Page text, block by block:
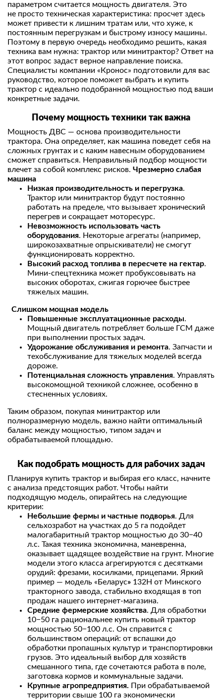
параметром считается мощность двигателя. Это
не просто техническая характеристика: просчет здесь
может привести к лишним тратам или, что хуже, к
постоянным перегрузкам и быстрому износу машины.
Поэтому в первую очередь необходимо решить, какая
техника вам нужна: трактор или минитрактор? Ответ на
этот вопрос задаст верное направление поиска.
Специалисты компании «Кронос» подготовили для вас
руководство, которое поможет выбрать и купить
трактор с идеально подобранной мощностью под ваши
конкретные задачи.
Почему мощность техники так важна
Мощность ДВС — основа производительности
трактора. Она определяет, как машина поведет себя на
сложных грунтах и с каким навесным оборудованием
сможет справиться. Неправильный подбор мощности
влечет за собой комплекс рисков. Чрезмерно слабая
машина
Низкая производительность и перегрузка.
Трактор или минитрактор будут постоянно
работать на пределе, что вызывает хронический
перегрев и сокращает моторесурс.
Невозможность использовать часть
оборудования. Некоторые агрегаты (например,
широкозахватные опрыскиватели) не смогут
функционировать корректно.
Высокий расход топлива в пересчете на гектар.
Мини-спецтехника может пробуксовывать на
высоких оборотах, сжигая горючее быстрее
тяжелых машин.
Слишком мощная модель
Повышенные эксплуатационные расходы.
Мощный двигатель потребляет больше ГСМ даже
при выполнении простых задач.
Удорожание обслуживания и ремонта. Запчасти и
техобслуживание для тяжелых моделей всегда
дороже.
Потенциальная сложность управления. Управлять
высокомощной техникой сложнее, особенно в
стесненных условиях.
Таким образом, покупая минитрактор или
полноразмерную модель, важно найти оптимальный
баланс между мощностью, типом задач и
обрабатываемой площадью.
Как подобрать мощность для рабочих задач
Планируя купить трактор и выбирая его класс, начните
с анализа предстоящих работ. Чтобы найти
подходящую модель, опирайтесь на следующие
критерии:
Небольшие фермы и частные подворья. Для
сельхозработ на участках до 5 га подойдет
малогабаритный трактор мощностью до 30−40
л.с. Такая техника экономична, маневренна,
оказывает щадящее воздействие на грунт. Многие
модели этого класса агрегируются с десятками
орудий: фрезами, косилками, прицепами. Яркий
пример — модель «Беларус» 132Н от Минского
тракторного завода, стабильно входящая в топ
продаж нашего интернет-магазина.
Средние фермерские хозяйства. Для обработки
10−50 га рациональнее купить новый трактор
мощностью 50−100 л.с. Он справится с
большинством операций: от вспашки до
обработки пропашных культур и транспортировки
грузов. Это идеальный выбор для хозяйств
смешанного типа, где сочетаются работа в поле,
заготовка кормов и коммунальные задачи.
Крупные агропредприятия. При обрабатываемой
территории свыше 100 га экономически